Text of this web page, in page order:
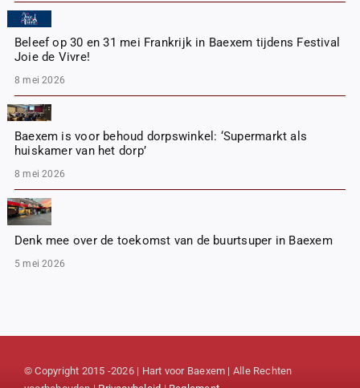
Beleef op 30 en 31 mei Frankrijk in Baexem tijdens Festival
Joie de Vivre!
8 mei 2026
Baexem is voor behoud dorpswinkel: ‘Supermarkt als
huiskamer van het dorp’
8 mei 2026
Denk mee over de toekomst van de buurtsuper in Baexem
5 mei 2026
© Copyright 2015 -2026 | Hart voor Baexem | Alle Rechten